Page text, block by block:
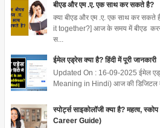
बीएड और एम .ए. एक साथ कर सकते है?
क्या बीएड और एम .ए. एक साथ कर
it together?] आज के समय में बीएड
स...
ईमेल एड्रेस क्या है? हिंदी में पूरी जानकारी
Updated On : 16-09-2025 ईमेल
Meaning in Hindi) आज की डिजिटल
स्पोर्ट्स साइकोलॉजी क्या है? महत्व,
Career Guide)